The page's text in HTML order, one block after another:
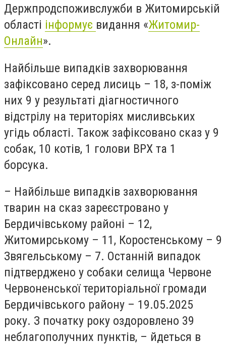
Держпродспоживслужби в Житомирській
області інформує видання «Житомир-
Онлайн».
Найбільше випадків захворювання
зафіксовано серед лисиць – 18, з-поміж
них 9 у результаті діагностичного
відстрілу на територіях мисливських
угідь області. Також зафіксовано сказ у 9
собак, 10 котів, 1 голови ВРХ та 1
борсука.
– Найбільше випадків захворювання
тварин на сказ зареєстровано у
Бердичівському районі – 12,
Житомирському – 11, Коростенському – 9
Звягельському – 7. Останній випадок
підтверджено у собаки селища Червоне
Червоненської територіальної громади
Бердичівського району – 19.05.2025
року. З початку року оздоровлено 39
неблагополучних пунктів, – йдеться в